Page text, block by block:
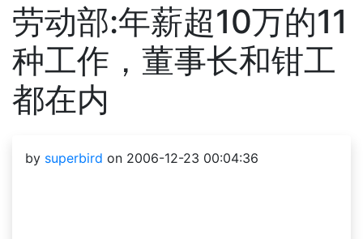
劳动部:年薪超10万的11
种工作，董事长和钳工
都在内
by superbird on 2006-12-23 00:04:36